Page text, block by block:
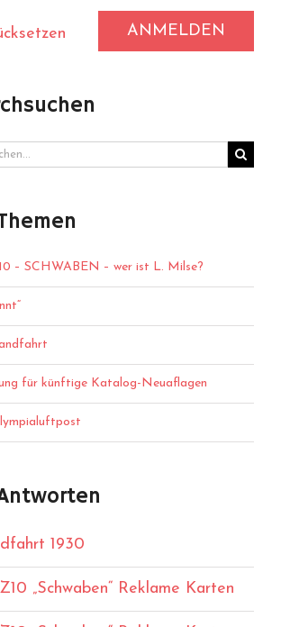
ANMELDEN
– SCHWABEN – wer ist L. Milse?
für künftige Katalog-Neuaflagen
1930
„Schwaben“ Reklame Karten